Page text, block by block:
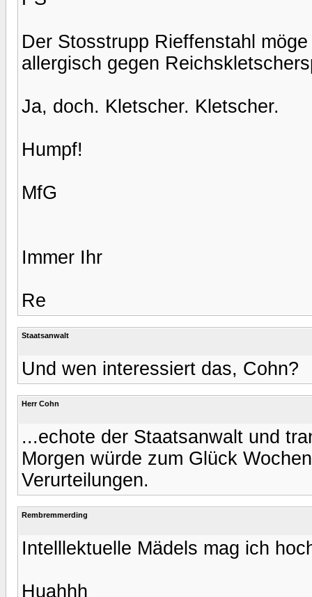
Der Stosstrupp Rieffenstahl
allergisch gegen
Ja, doch. Kletscher. Kletscher.
Humpf!
MfG
Immer Ihr
Re
Staatsanwalt
Und wen interessiert das, Cohn?
Herr Cohn
...echote der Staatsanwalt und
Morgen würde zum Glück
Verurteilungen.
Rembremmerding
Intelllektuelle Mädels mag ich
Huahhh